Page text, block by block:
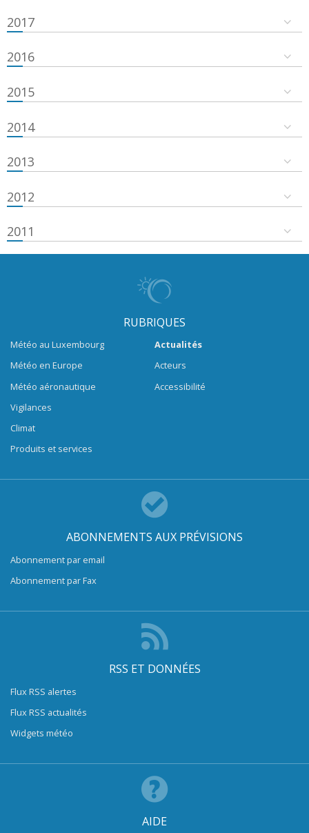
2017
2016
2015
2014
2013
2012
2011
RUBRIQUES
Météo au Luxembourg
Météo en Europe
Météo aéronautique
Vigilances
Climat
Produits et services
Actualités
Acteurs
Accessibilité
ABONNEMENTS AUX PRÉVISIONS
Abonnement par email
Abonnement par Fax
RSS ET DONNÉES
Flux RSS alertes
Flux RSS actualités
Widgets météo
AIDE